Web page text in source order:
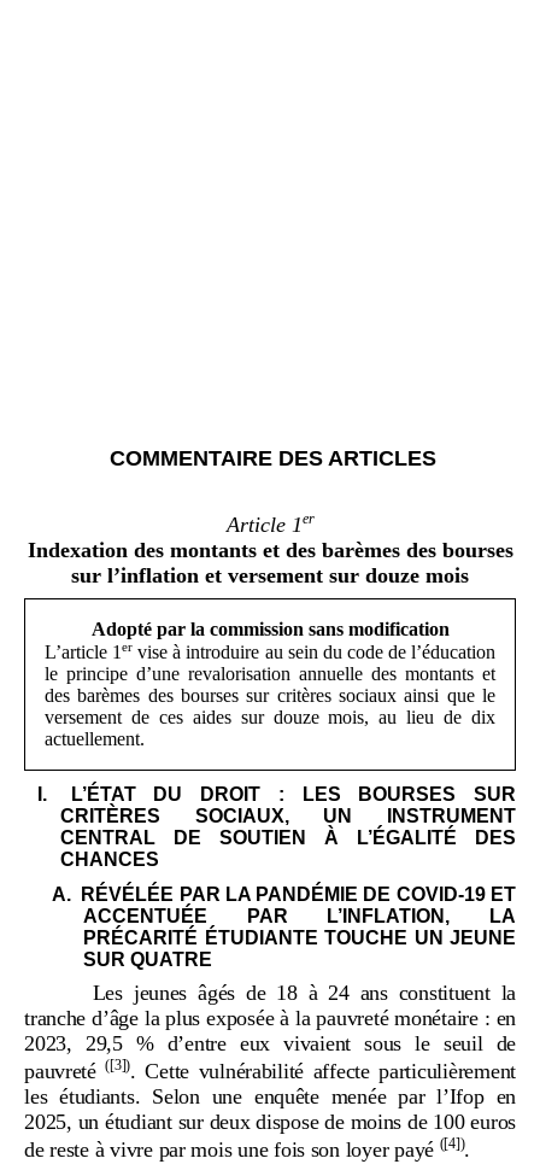
COMMENTAIRE DES ARTICLES
Article 1er
Indexation des montants et des barèmes des bourses
sur l’inflation et versement sur douze mois
Adopté par la commission sans modification
L’article 1er vise à introduire au sein du code de l’éducation
le principe d’une revalorisation annuelle des montants et
des barèmes des bourses sur critères sociaux ainsi que le
versement de ces aides sur douze mois, au lieu de dix
actuellement.
L’ÉTAT DU DROIT : LES BOURSES SUR
CRITÈRES SOCIAUX, UN INSTRUMENT
CENTRAL DE SOUTIEN À L’ÉGALITÉ DES
CHANCES
RÉVÉLÉE PAR LA PANDÉMIE DE COVID-19 ET
ACCENTUÉE PAR L’INFLATION, LA
PRÉCARITÉ ÉTUDIANTE TOUCHE UN JEUNE
SUR QUATRE
Les jeunes âgés de 18 à 24 ans constituent la
tranche d’âge la plus exposée à la pauvreté monétaire : en
2023, 29,5 % d’entre eux vivaient sous le seuil de
pauvreté ([3]). Cette vulnérabilité affecte particulièrement
les étudiants. Selon une enquête menée par l’Ifop en
2025, un étudiant sur deux dispose de moins de 100 euros
de reste à vivre par mois une fois son loyer payé ([4]).